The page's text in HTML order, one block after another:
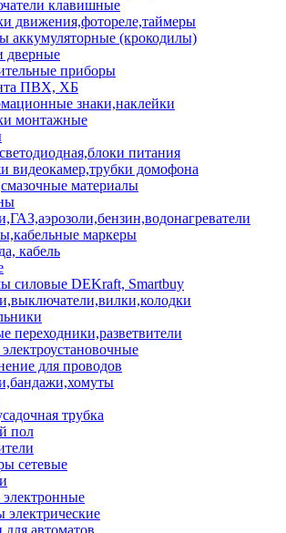
клавишные
движения,фотореле,таймеры
аккумуляторные (крокодилы)
дверные
приборы
ПВХ, ХБ
знаки,наклейки
монтажные
питания
видеокамер,трубки домофона
материалы
маркеры
кабель
силовые DEKraft, Smartbuy
переходники,разветвители
для проводов
трубка
пол
сетевые
автоматов